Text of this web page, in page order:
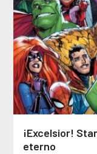
¡Excelsior!
eterno